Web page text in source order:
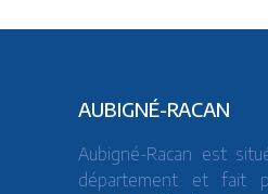
AUBIGNÉ-RACAN
Aubigné-Racan est
département et fait